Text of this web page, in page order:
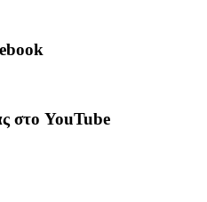
στο YouTube